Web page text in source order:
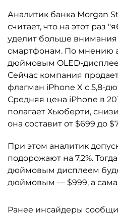
Аналитик банка Morgan
считает, что на этот раз
уделит больше
смартфонам. По мнению
дюймовым OLED-
Сейчас компания
флагман iPhone X с 5,8-
Средняя цена iPhone в
полагает Хьюберти,
она составит от $699 до
При этом аналитик
подорожают на 7,2%.
дюймовым дисплеем
дюймовым — $999, а
Ранее инсайдеры